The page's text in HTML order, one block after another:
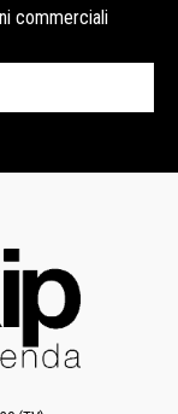
commerciali